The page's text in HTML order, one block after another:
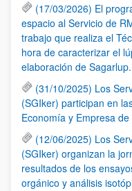
(17/03/2026) El
espacio al Servicio de
trabajo que realiza el
hora de caracterizar el
elaboración de Sagarlup.
(31/10/2025) Los
(SGIker) participan en
Economía y Empresa de
(12/06/2025) Los
(SGIker) organizan la
resultados de los
orgánico y análisis